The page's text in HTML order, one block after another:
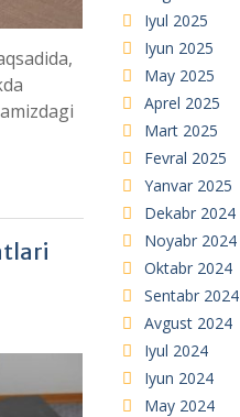
Iyul 2025
Iyun 2025
May 2025
Aprel 2025
Mart 2025
Fevral 2025
Yanvar 2025
Dekabr 2024
Noyabr 2024
Oktabr 2024
Sentabr 2024
Avgust 2024
Iyul 2024
Iyun 2024
May 2024